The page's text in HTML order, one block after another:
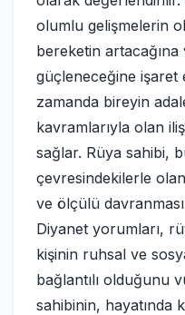
olumlu gelişmelerin
bereketin
güçleneceğine işaret
zamanda bireyin
kavramlarıyla olan
sağlar. Rüya sahibi,
çevresindekilerle
ve ölçülü
Diyanet yorumları,
kişinin ruhsal ve
bağlantılı olduğunu
sahibinin, hayatında